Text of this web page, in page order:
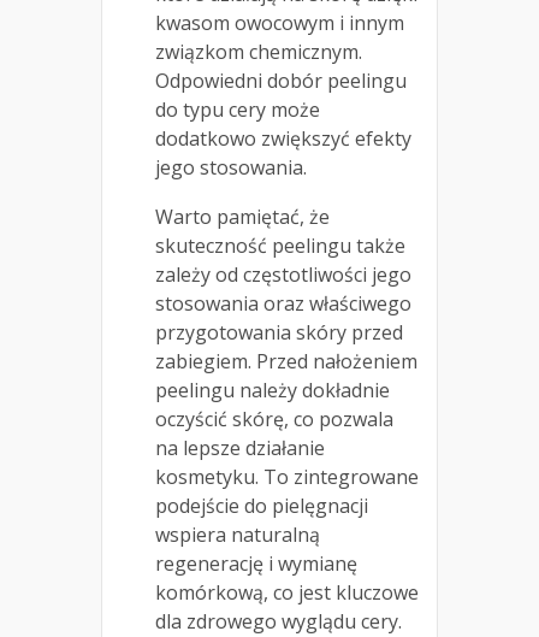
kwasom owocowym i innym
związkom chemicznym.
Odpowiedni dobór peelingu
do typu cery może
dodatkowo zwiększyć efekty
jego stosowania.
Warto pamiętać, że
skuteczność peelingu także
zależy od częstotliwości jego
stosowania oraz właściwego
przygotowania skóry przed
zabiegiem. Przed nałożeniem
peelingu należy dokładnie
oczyścić skórę, co pozwala
na lepsze działanie
kosmetyku. To zintegrowane
podejście do pielęgnacji
wspiera naturalną
regenerację i wymianę
komórkową, co jest kluczowe
dla zdrowego wyglądu cery.